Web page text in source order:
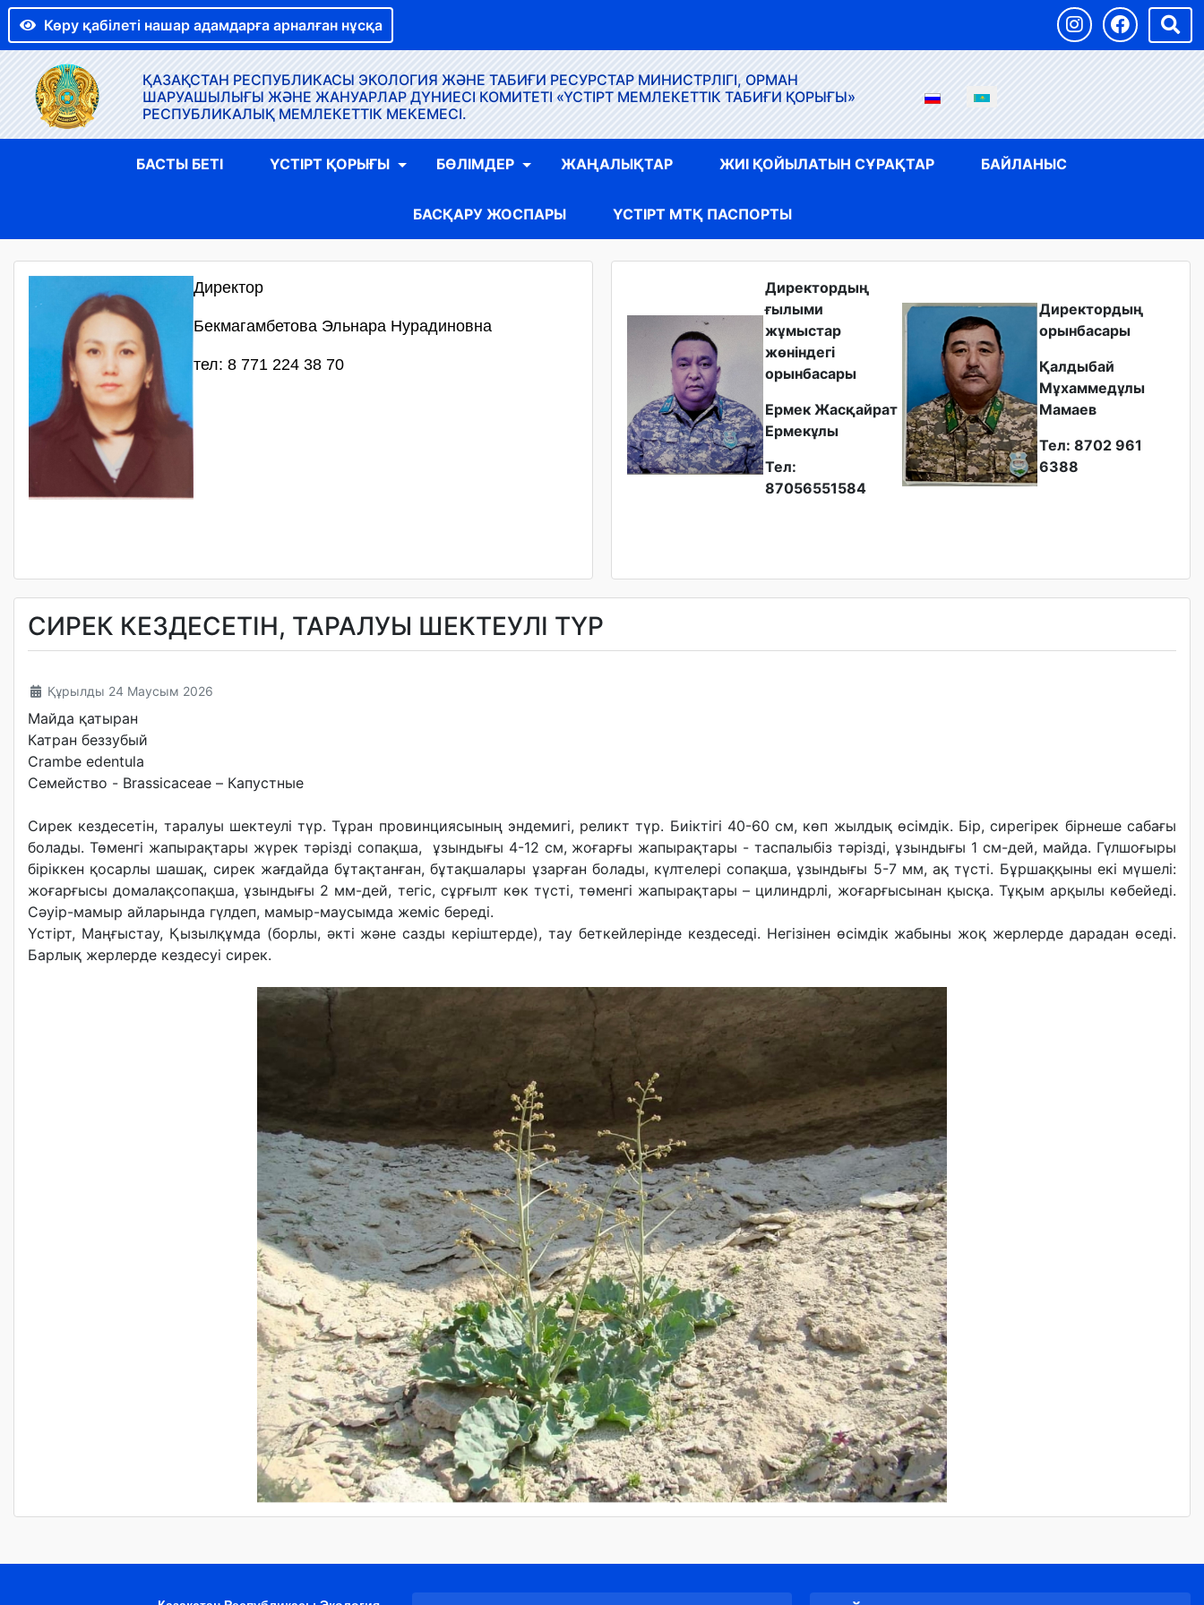
Көру қабілеті нашар адамдарға арналған нұсқа
ҚАЗАҚСТАН РЕСПУБЛИКАСЫ ЭКОЛОГИЯ ЖӘНЕ ТАБИҒИ РЕСУРСТАР МИНИСТРЛІГІ, ОРМАН
ШАРУАШЫЛЫҒЫ ЖӘНЕ ЖАНУАРЛАР ДҮНИЕСІ КОМИТЕТІ «ҮСТІРТ МЕМЛЕКЕТТІК ТАБИҒИ ҚОРЫҒЫ»
РЕСПУБЛИКАЛЫҚ МЕМЛЕКЕТТІК МЕКЕМЕСІ.
БАСТЫ БЕТІ ҮСТІРТ ҚОРЫҒЫ БӨЛІМДЕР ЖАҢАЛЫҚТАР ЖИІ ҚОЙЫЛАТЫН СҰРАҚТАР БАЙЛАНЫС
БАСҚАРУ ЖОСПАРЫ ҮСТІРТ МТҚ ПАСПОРТЫ
Директор
Бекмагамбетова Эльнара Нурадиновна
тел: 8 771 224 38 70
Директордың
ғылыми
жұмыстар
жөніндегі
орынбасары
Ермек Жасқайрат
Ермекұлы
Тел:
87056551584
Директордың
орынбасары
Қалдыбай
Мұхаммедұлы
Мамаев
Тел: 8702 961
6388
СИРЕК КЕЗДЕСЕТІН, ТАРАЛУЫ ШЕКТЕУЛІ ТҮР
Құрылды 24 Маусым 2026
Майда қатыран
Катран беззубый
Crambe edentula
Семейство - Brassicaceae – Капустные
Сирек кездесетін, таралуы шектеулі түр. Тұран провинциясының эндемигі, реликт түр. Биіктігі 40-60 см, көп жылдық өсімдік. Бір, сирегірек бірнеше сабағы
болады. Төменгі жапырақтары жүрек тәрізді сопақша, ұзындығы 4-12 см, жоғарғы жапырақтары - таспалыбіз тәрізді, ұзындығы 1 см-дей, майда. Гүлшоғыры
біріккен қосарлы шашақ, сирек жағдайда бұтақтанған, бұтақшалары ұзарған болады, күлтелері сопақша, ұзындығы 5-7 мм, ақ түсті. Бұршаққыны екі мүшелі:
жоғарғысы домалақсопақша, ұзындығы 2 мм-дей, тегіс, сұрғылт көк түсті, төменгі жапырақтары – цилиндрлі, жоғарғысынан қысқа. Тұқым арқылы көбейеді.
Сәуір-мамыр айларында гүлдеп, мамыр-маусымда жеміс береді.
Үстірт, Маңғыстау, Қызылқұмда (борлы, әкті және сазды керіштерде), тау беткейлерінде кездеседі. Негізінен өсімдік жабыны жоқ жерлерде дарадан өседі.
Барлық жерлерде кездесуі сирек.